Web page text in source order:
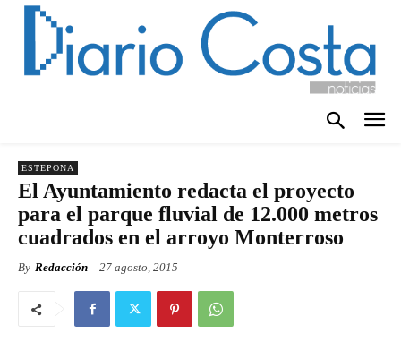
ESTEPONA
El Ayuntamiento redacta el proyecto
para el parque fluvial de 12.000 metros
cuadrados en el arroyo Monterroso
By Redacción 27 agosto, 2015